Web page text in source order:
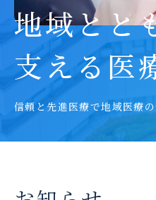
地域とと
支える医
信頼と先進医療で地域医療